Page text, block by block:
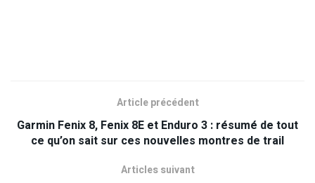
Article précédent
Garmin Fenix 8, Fenix 8E et Enduro 3 : résumé de tout
ce qu’on sait sur ces nouvelles montres de trail
Articles suivant